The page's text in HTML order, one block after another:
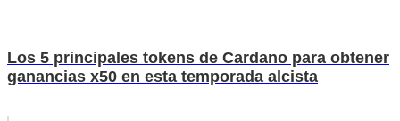
Los 5 principales tokens de Cardano para obtener
ganancias x50 en esta temporada alcista